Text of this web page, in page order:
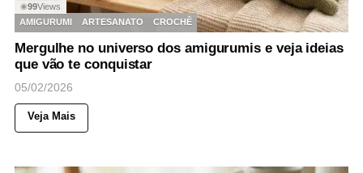
◉99Views
AMIGURUMI
ARTESANATO CROCHÊ
Mergulhe no universo dos amigurumis e veja ideias
que vão te conquistar
05/02/2026
Veja Mais